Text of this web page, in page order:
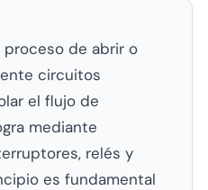
de abrir o
circuitos
el flujo de
mediante
relés y
es fundamental